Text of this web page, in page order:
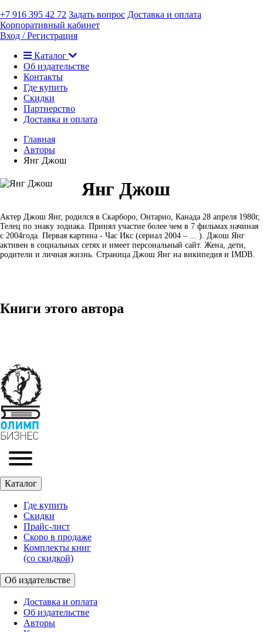
+7 916 395 42 72 Задать вопрос Доставка и оплата
Корпоративный кабинет
Вход / Регистрация
Каталог
Об издательстве
Контакты
Где купить
Скидки
Партнерство
Доставка и оплата
Главная
Авторы
Янг Джош
Янг Джош
Актер Джош Янг, родился в Скарборо, Онтарио, Канада 28 апреля 1980г,
Телец по знаку зодиака. Принял участие более чем в 7 фильмах начиная
с 2004года. Первая картина - Час Икс (сериал 2004 – ... ). Джош Янг
активен в социальных сетях и имеет персональный сайт. Жена, дети,
родители и личная жизнь. Страница Джош Янг на википедия и IMDB.
Книги этого автора
Каталог
Где купить
Скидки
Прайc-лист
Скоро в продаже
Комплекты книг
(со скидкой)
Об издательстве
Доставка и оплата
Об издательстве
Авторы